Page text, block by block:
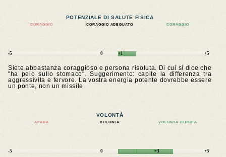
POTENZIALE DI SALUTE FISICA
CORAGGIO CORAGGIO ADEGUATO CORAGGIO
-5 0 +1 +5
Siete abbastanza coraggioso e persona risoluta. Di cui si dice che
"ha pelo sullo stomaco". Suggerimento: capite la differenza tra
aggressivita e fervore. La vostra energia potente dovrebbe essere
un ponte, non un missile.
VOLONTÀ
APATIA VOLONTÀ VOLONTÀ FERREA
-5 0 +3 +5